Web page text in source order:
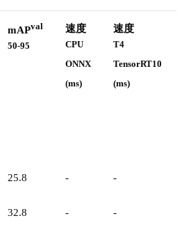
mAPval
50-95
速度
CPU
ONNX
(ms)
速度
T4
TensorRT10
(ms)
25.8 - -
32.8 - -